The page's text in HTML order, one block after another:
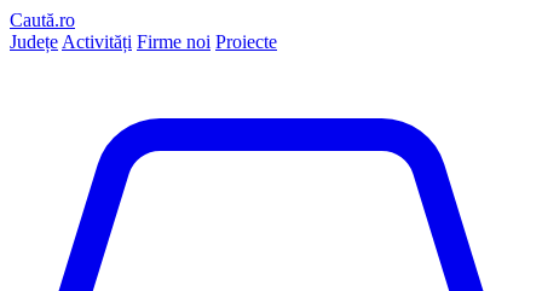
Caută.ro
Județe Activități Firme noi Proiecte